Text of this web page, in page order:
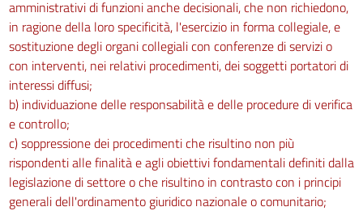
amministrativi di funzioni anche decisionali, che non richiedono,
in ragione della loro specificità, l'esercizio in forma collegiale, e
sostituzione degli organi collegiali con conferenze di servizi o
con interventi, nei relativi procedimenti, dei soggetti portatori di
interessi diffusi;
b) individuazione delle responsabilità e delle procedure di verifica
e controllo;
c) soppressione dei procedimenti che risultino non più
rispondenti alle finalità e agli obiettivi fondamentali definiti dalla
legislazione di settore o che risultino in contrasto con i principi
generali dell'ordinamento giuridico nazionale o comunitario;